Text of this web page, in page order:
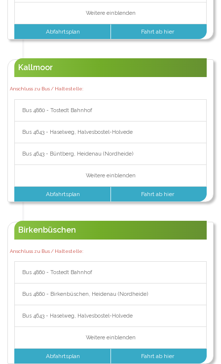
Weitere einblenden
Abfahrtsplan Fahrt ab hier
Kallmoor
Anschluss zu Bus / Haltestelle:
Bus 4860 - Tostedt Bahnhof
Bus 4643 - Haselweg, Halvesbostel-Holvede
Bus 4643 - Büntberg, Heidenau (Nordheide)
Weitere einblenden
Abfahrtsplan Fahrt ab hier
Birkenbüschen
Anschluss zu Bus / Haltestelle:
Bus 4860 - Tostedt Bahnhof
Bus 4860 - Birkenbüschen, Heidenau (Nordheide)
Bus 4643 - Haselweg, Halvesbostel-Holvede
Weitere einblenden
Abfahrtsplan Fahrt ab hier